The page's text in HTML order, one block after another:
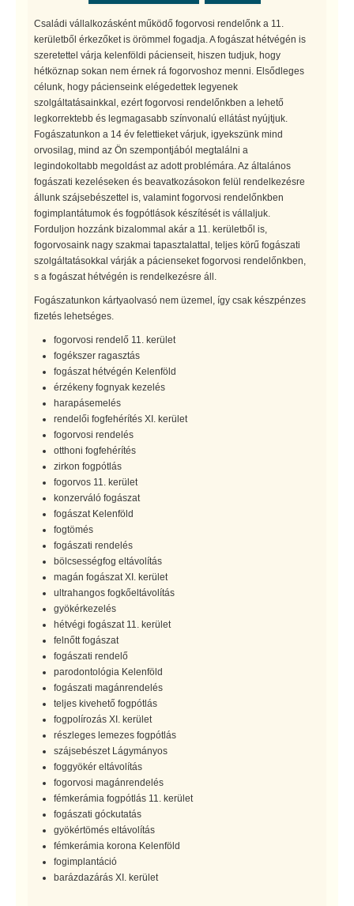
Családi vállalkozásként működő fogorvosi rendelőnk a 11.
kerületből érkezőket is örömmel fogadja. A fogászat hétvégén is
szeretettel várja kelenföldi pácienseit, hiszen tudjuk, hogy
hétköznap sokan nem érnek rá fogorvoshoz menni. Elsődleges
célunk, hogy pácienseink elégedettek legyenek
szolgáltatásainkkal, ezért fogorvosi rendelőnkben a lehető
legkorrektebb és legmagasabb színvonalú ellátást nyújtjuk.
Fogászatunkon a 14 év felettieket várjuk, igyekszünk mind
orvosilag, mind az Ön szempontjából megtalálni a
legindokoltabb megoldást az adott problémára. Az általános
fogászati kezeléseken és beavatkozásokon felül rendelkezésre
állunk szájsebészettel is, valamint fogorvosi rendelőnkben
fogimplantátumok és fogpótlások készítését is vállaljuk.
Forduljon hozzánk bizalommal akár a 11. kerületből is,
fogorvosaink nagy szakmai tapasztalattal, teljes körű fogászati
szolgáltatásokkal várják a pácienseket fogorvosi rendelőnkben,
s a fogászat hétvégén is rendelkezésre áll.
Fogászatunkon kártyaolvasó nem üzemel, így csak készpénzes
fizetés lehetséges.
fogorvosi rendelő 11. kerület
fogékszer ragasztás
fogászat hétvégén Kelenföld
érzékeny fognyak kezelés
harapásemelés
rendelői fogfehérítés XI. kerület
fogorvosi rendelés
otthoni fogfehérítés
zirkon fogpótlás
fogorvos 11. kerület
konzerváló fogászat
fogászat Kelenföld
fogtömés
fogászati rendelés
bölcsességfog eltávolítás
magán fogászat XI. kerület
ultrahangos fogkőeltávolítás
gyökérkezelés
hétvégi fogászat 11. kerület
felnőtt fogászat
fogászati rendelő
parodontológia Kelenföld
fogászati magánrendelés
teljes kivehető fogpótlás
fogpolírozás XI. kerület
részleges lemezes fogpótlás
szájsebészet Lágymányos
foggyökér eltávolítás
fogorvosi magánrendelés
fémkerámia fogpótlás 11. kerület
fogászati góckutatás
gyökértömés eltávolítás
fémkerámia korona Kelenföld
fogimplantáció
barázdazárás XI. kerület